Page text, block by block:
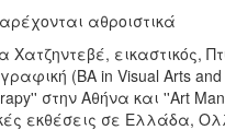
αθροιστικά
Χατζηντεβέ,
(ΒΑ in Visual Arts
στην Αθήνα και ''Αrt
εκθέσεις σε Ελλάδα,